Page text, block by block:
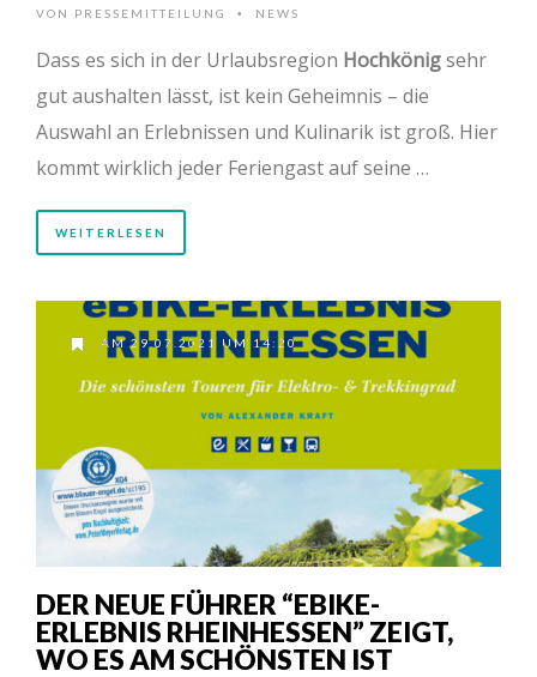
VON PRESSEMITTEILUNG • NEWS
Dass es sich in der Urlaubsregion Hochkönigsehr
gut aushalten lässt, ist kein Geheimnis – die
Auswahl an Erlebnissen und Kulinarik ist groß. Hier
kommt wirklich jeder Feriengast auf seine …
WEITERLESEN
AM 29.07.2021 UM 14:20
DER NEUE FÜHRER “EBIKE-
ERLEBNIS RHEINHESSEN” ZEIGT,
WO ES AM SCHÖNSTEN IST